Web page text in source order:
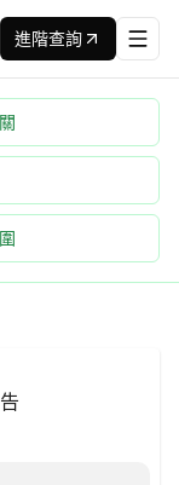
進階查詢
RP15903
：經公開評選